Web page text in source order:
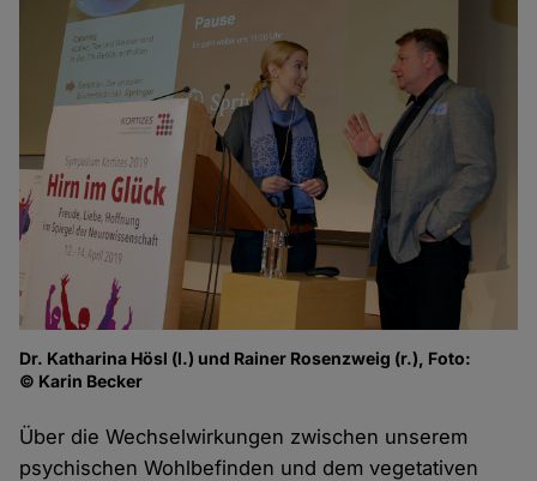
Dr. Katharina Hösl (l.) und Rainer Rosenzweig (r.), Foto:
© Karin Becker
Über die Wechselwirkungen zwischen unserem
psychischen Wohlbefinden und dem vegetativen